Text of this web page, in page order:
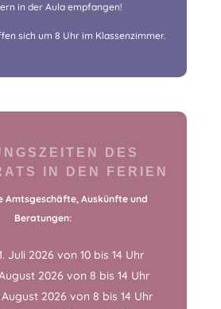
in der Aula empfangen!
sich um 8 Uhr im Klassenzimmer.
DES
IN DEN FERIEN
Amtsgeschäfte, Auskünfte und
Beratungen:
Juli 2026 von 10 bis 14 Uhr
2026 von 8 bis 14 Uhr
2026 von 8 bis 14 Uhr